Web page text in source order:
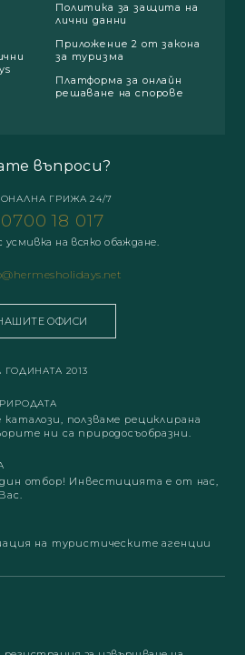
Политика за защита на
лични данни
Приложение 2 от закона
за туризма
Платформа за онлайн
решаване на спорове
въпроси?
ГРИЖА 24/7
0700 18 017
на всяко обаждане.
ОФИСИ
2013
ползваме рециклирана
ни са природосъобразни.
отбор! Инвестицията е от нас,
на туристическите агенции